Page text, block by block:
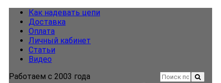
Как надевать цепи
Доставка
Оплата
Личный кабинет
Статьи
Видео
Работаем с 2003 года